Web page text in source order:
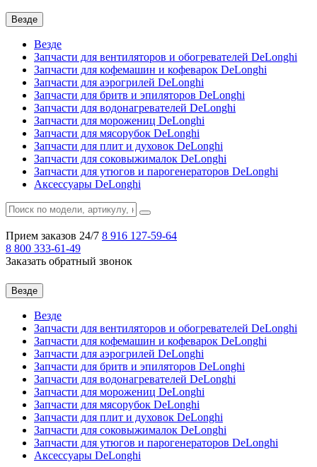
Везде
Везде
Запчасти для вентиляторов и обогревателей DeLonghi
Запчасти для кофемашин и кофеварок DeLonghi
Запчасти для аэрогрилей DeLonghi
Запчасти для бритв и эпиляторов DeLonghi
Запчасти для водонагревателей DeLonghi
Запчасти для морожениц DeLonghi
Запчасти для мясорубок DeLonghi
Запчасти для плит и духовок DeLonghi
Запчасти для соковыжималок DeLonghi
Запчасти для утюгов и парогенераторов DeLonghi
Аксессуары DeLonghi
Прием заказов 24/7 8 916 127-59-64
8 800 333-61-49
Заказать обратный звонок
Везде
Везде
Запчасти для вентиляторов и обогревателей DeLonghi
Запчасти для кофемашин и кофеварок DeLonghi
Запчасти для аэрогрилей DeLonghi
Запчасти для бритв и эпиляторов DeLonghi
Запчасти для водонагревателей DeLonghi
Запчасти для морожениц DeLonghi
Запчасти для мясорубок DeLonghi
Запчасти для плит и духовок DeLonghi
Запчасти для соковыжималок DeLonghi
Запчасти для утюгов и парогенераторов DeLonghi
Аксессуары DeLonghi